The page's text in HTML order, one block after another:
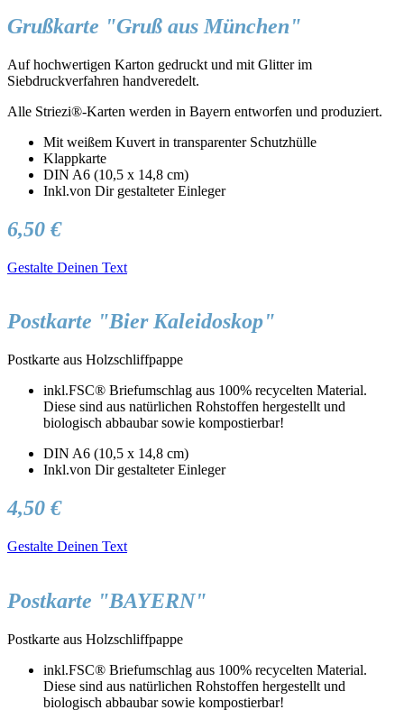
Grußkarte "Gruß aus München"
Auf hochwertigen Karton gedruckt und mit Glitter im
Siebdruckverfahren handveredelt.
Alle Striezi®-Karten werden in Bayern entworfen und produziert.
Mit weißem Kuvert in transparenter Schutzhülle
Klappkarte
DIN A6 (10,5 x 14,8 cm)
Inkl.von Dir gestalteter Einleger
6,50 €
Gestalte Deinen Text
Postkarte "Bier Kaleidoskop"
Postkarte aus Holzschliffpappe
inkl.FSC® Briefumschlag aus 100% recycelten Material.
Diese sind aus natürlichen Rohstoffen hergestellt und
biologisch abbaubar sowie kompostierbar!
DIN A6 (10,5 x 14,8 cm)
Inkl.von Dir gestalteter Einleger
4,50 €
Gestalte Deinen Text
Postkarte "BAYERN"
Postkarte aus Holzschliffpappe
inkl.FSC® Briefumschlag aus 100% recycelten Material.
Diese sind aus natürlichen Rohstoffen hergestellt und
biologisch abbaubar sowie kompostierbar!